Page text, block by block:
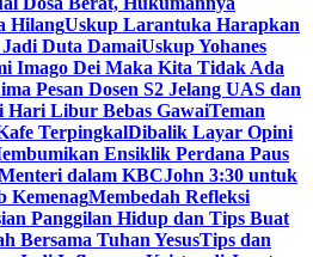
HilangUskup Larantuka Harapkan
Duta DamaiUskup Yohanes
Imago Dei Maka Kita Tidak Ada
Pesan Dosen S2 Jelang UAS dan
Hari Libur Bebas GawaiTeman
TerpingkalDibalik Layar Opini
Ensiklik Perdana Paus
dalam KBCJohn 3:30 untuk
KemenagMembedah Refleksi
Panggilan Hidup dan Tips Buat
Bersama Tuhan YesusTips dan